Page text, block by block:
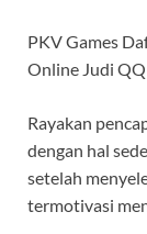
PKV Games
Online Judi QQ
Rayakan
dengan hal
setelah
termotivasi